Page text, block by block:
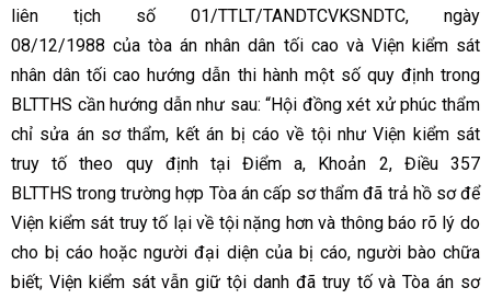
liên tịch số 01/TTLT/TANDTCVKSNDTC, ngày
08/12/1988 của tòa án nhân dân tối cao và Viện kiểm sát
nhân dân tối cao hướng dẫn thi hành một số quy định trong
BLTTHS cần hướng dẫn như sau:“Hội đồng xét xử phúc thẩm
chỉ sửa án sơ thẩm, kết án bị cáo về tội như Viện kiểm sát
truy tố theo quy định tại Điểm a, Khoản 2, Điều 357
BLTTHS trong trường hợp Tòa án cấp sơ thẩm đã trả hồ sơ để
Viện kiểm sát truy tố lại về tội nặng hơn và thông báo rõ lý do
cho bị cáo hoặc người đại diện của bị cáo, người bào chữa
biết; Viện kiểm sát vẫn giữ tội danh đã truy tố và Tòa án sơ